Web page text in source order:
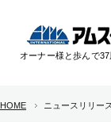
オーナー様と歩んで
HOME ニュースリリース